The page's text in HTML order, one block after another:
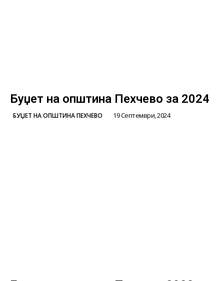
Буџет на општина Пехчево за 2024
БУЏЕТ НА ОПШТИНА ПЕХЧЕВО 19 Септември, 2024